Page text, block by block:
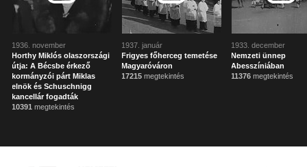
1936. november
Horthy Miklós olaszországi
útja: A Bécsbe érkező
kormányzói párt Miklas
elnök és Schuschnigg
kancellár fogadták
10391 megtekintés
1937. január
Frigyes főherceg temetése
Magyaróváron
17215 megtekintés
1933. december
Nemzeti ünnep
Abesszíniában
11376 megtekintés